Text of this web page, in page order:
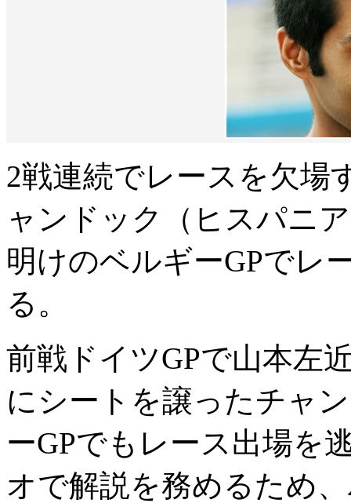
2戦連続でレースを欠場
ャンドック（ヒスパニ
明けのベルギーGPでレ
る。
前戦ドイツGPで山本左
にシートを譲ったチャ
ーGPでもレース出場を
オで解説を務めるため